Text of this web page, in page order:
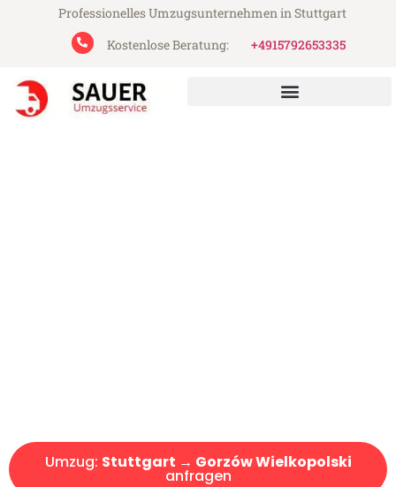
Professionelles Umzugsunternehmen in Stuttgart
Kostenlose Beratung:
+4915792653335
Umzug: Stuttgart → Gorzów Wielkopolski
anfragen